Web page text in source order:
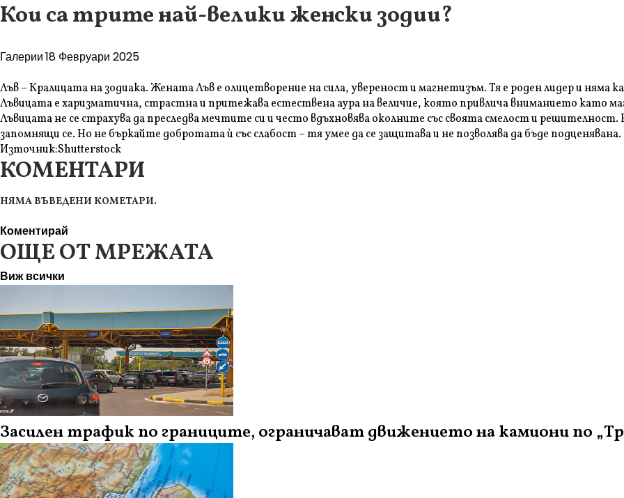
Кои са трите най-велики женски зодии?
Галерии18 Февруари 2025
Лъв – Кралицата на зодиака. Жената Лъв е олицетворение на сила, увереност и магнетизъм. Тя е роден лидер и няма
Лъвицата е харизматична, страстна и притежава естествена аура на величие, която привлича вниманието като
Лъвицата не се страхува да преследва мечтите си и често вдъхновява околните със своята смелост и
запомнящи се. Но не бъркайте добротата ѝ със слабост – тя умее да се защитава и не позволява да бъде подценявана.
Източник:Shutterstock
КОМЕНТАРИ
НЯМА ВЪВЕДЕНИ КОМЕТАРИ.
Коментирай
ОЩЕ ОТ МРЕЖАТА
Виж всички
Засилен трафик по границите, ограничават движението на камиони по